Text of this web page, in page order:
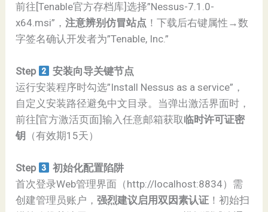
前往[Tenable官方存档库]选择”Nessus-7.1.0-
x64.msi”，注意辨别仿冒站点 ！下载后右键属性→数
字签名确认开发者为”Tenable, Inc.”
Step
安装向导关键节点
运行安装程序时勾选”Install Nessus as a service”，
自定义安装路径避免中文目录。当弹出激活界面时，
前往[官方激活页面]输入任意邮箱获取临时许可证密
钥
（有效期15天）
Step
初始化配置陷阱
首次登录Web管理界面（http://localhost:8834）需
创建管理员账户，强烈建议启用双因素认证 ！初始扫